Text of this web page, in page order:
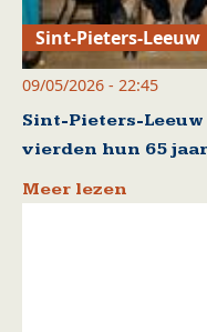
Sint-Pieters-Leeuw
09/05/2026 - 22:45
Sint-Pieters-Leeuw
vierden hun 65
Meer lezen